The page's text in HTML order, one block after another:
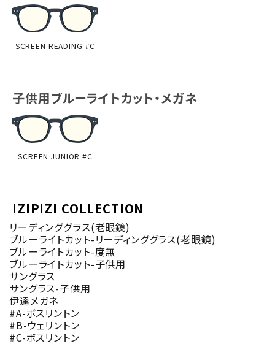
SCREEN READING #C
子供用ブルーライトカット・メガネ
SCREEN JUNIOR #C
IZIPIZI COLLECTION
リーディンググラス(老眼鏡)
ブルーライトカット-リーディンググラス(老眼鏡)
ブルーライトカット-度無
ブルーライトカット-子供用
サングラス
サングラス-子供用
伊達メガネ
#A-ボスリントン
#B-ウェリントン
#C-ボスリントン